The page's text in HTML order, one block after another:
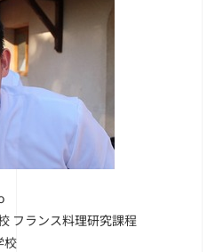
フランス料理研究課程
校